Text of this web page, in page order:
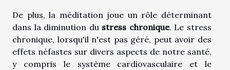
De plus, la méditation joue un rôle déterminant
dans la diminution du stress chronique. Le stress
chronique, lorsqu'il n'est pas géré, peut avoir des
effets néfastes sur divers aspects de notre santé,
y compris le système cardiovasculaire et le